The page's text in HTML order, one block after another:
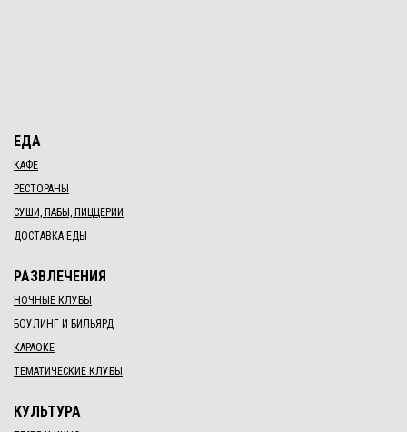
ЕДА
КАФЕ
РЕСТОРАНЫ
СУШИ, ПАБЫ, ПИЦЦЕРИИ
ДОСТАВКА ЕДЫ
РАЗВЛЕЧЕНИЯ
НОЧНЫЕ КЛУБЫ
БОУЛИНГ И БИЛЬЯРД
КАРАОКЕ
ТЕМАТИЧЕСКИЕ КЛУБЫ
КУЛЬТУРА